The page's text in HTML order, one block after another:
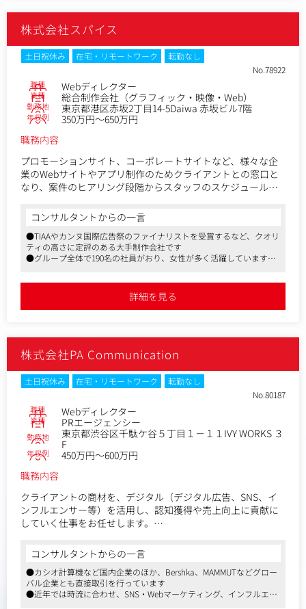
・改善施策の企画・要件定義
・SEOの戦略設計
・プロジェクトのロードマップの作成
・制作会社へのディレクション
【ポジションの魅力】
現在人材紹介事業が非常に好調であるため、多額の予算を広
告やクリエイティブに投資をしています。
役員とのコミュニケーション頻度が多く意思決定のスピード
も速いため、潤沢なアセットがある環境の中で早期に成果を
生み出し手柄を立てることが出来ます。
また今後新規のWebサービスの立上げも計画しており、成果
とも可能です。
株式会社スパイス
土日祝休み 在宅・リモートワーク
転勤なし
No.78922
職種 Webディレクター
業種 総合制作会社（グラフィック・映像・Web）
勤務地 東京都港区赤坂2丁目14-5Daiwa 赤坂ビル7階
年収例
350万円～650万円
職務内容
プロモーションサイト、コーポレートサイトなど、様々な企
業のWebサイトやアプリ制作のためクライアントとの窓口と
なり、案件のヒアリング段階からスタッフのスケジュール管
を行っていただきます。
コンサルタントからの一言
●TIAAやカンヌ国際広告祭のファイナリストを受賞するなど、クオリ
ティの高さに定評のある大手制作会社です
●グループ全体で190名の社員がおり、女性が多く活躍しています。
●グループ内で、グラフィック、Web、3DCG・映像と幅広い案件に
対応でき、横断的に連携しながら事業を展開しています。またトータ
ルなクリエイティブで課題解決に、評価が高いです
詳細を見る
株式会社PA Communication
土日祝休み 在宅・リモートワーク
転勤なし
No.80187
職種 Webディレクター
業種 PRエージェンシー
勤務地
東京都渋谷区千駄ケ谷５丁目１－１１IVY WORKS ３
F
年収例
450万円～600万円
職務内容
クライアントの商材を、デジタル（デジタル広告、SNS、イ
ンフルエンサー等）を活用し、認知獲得や売上向上に貢献に
していく仕事をお任せします。
具体的に：
・デジタル広告の運用代行、SNSアカウントの運用代行、イ
ンフルエンサーの選定、キャスティング業務等。クリエイテ
ィブ/コンテンツ制作におけるアシスタント業務を行って頂き
ます。
コンサルタントからの一言
●カシオ計算機など国内企業のほか、Bershka、MAMMUTなどグロー
バル企業とも直接取引を行っています
●近年では時流に合わせ、SNS・Webマーケティング、インフルエン